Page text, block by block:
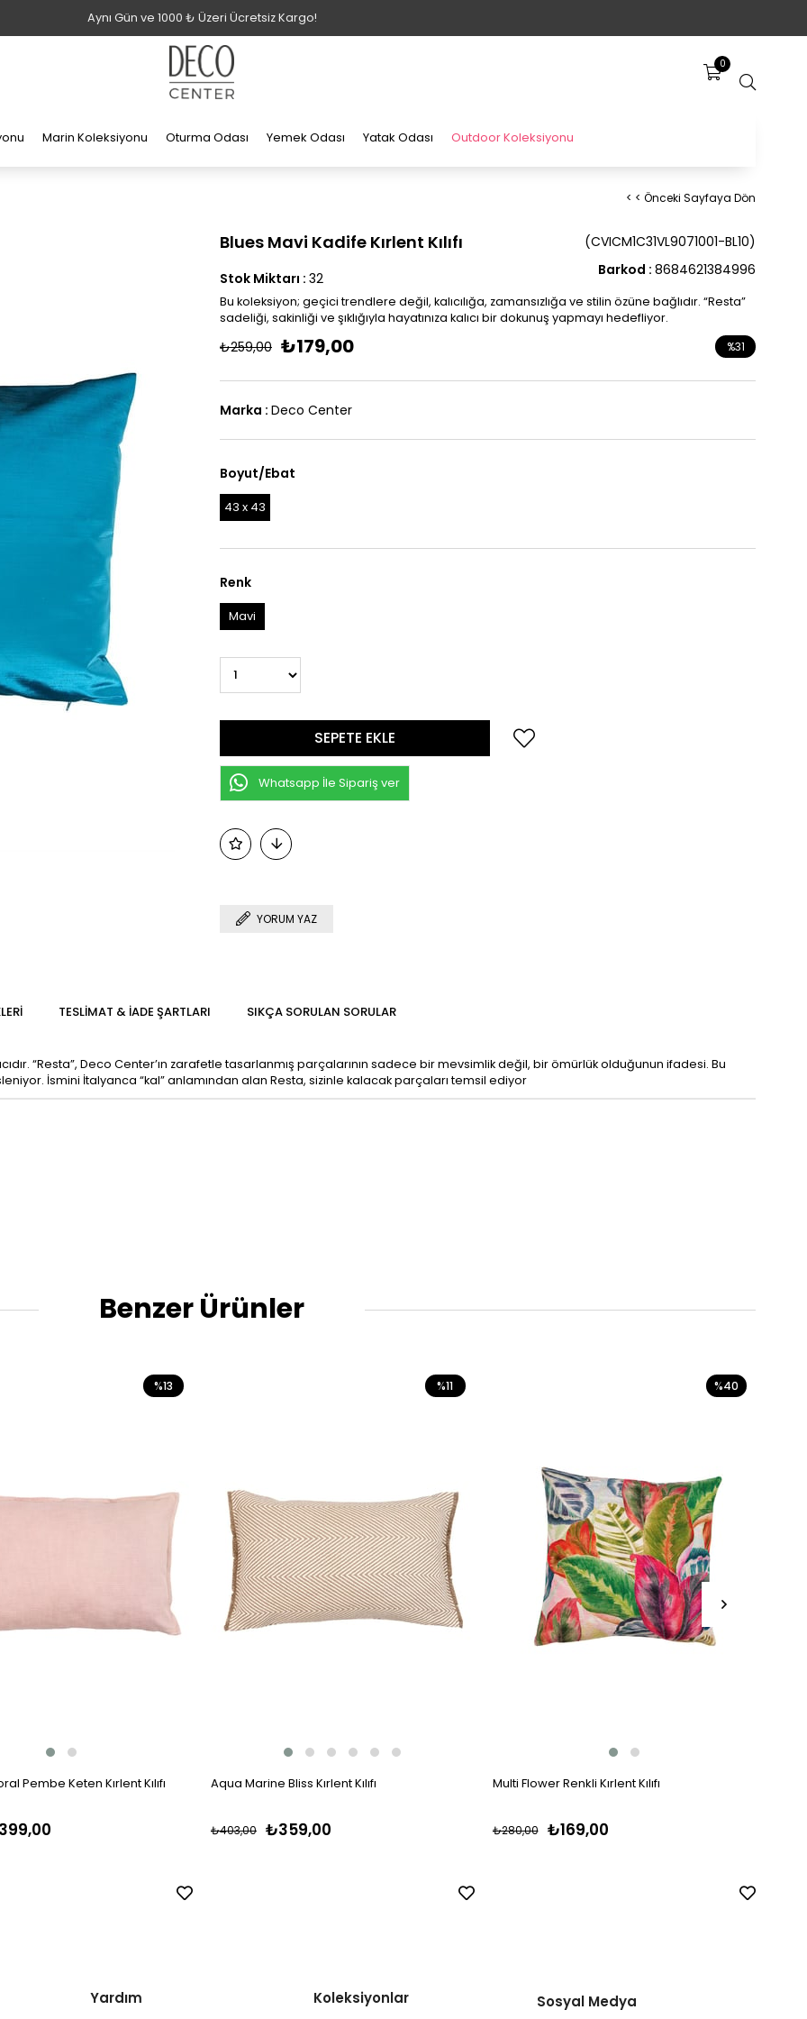
Aynı Gün ve 1000 ₺ Üzeri Ücretsiz Kargo!
0
Marin Koleksiyonu Oturma Odası Yemek Odası Yatak Odası Outdoor Koleksiyonu
< < Önceki Sayfaya Dön
Blues Mavi Kadife Kırlent Kılıfı
(CVICM1C31VL9071001-BL10)
Barkod : 8684621384996
Stok Miktarı : 32
Bu koleksiyon; geçici trendlere değil, kalıcılığa, zamansızlığa ve stilin özüne bağlıdır. “Resta”
sadeliği, sakinliği ve şıklığıyla hayatınıza kalıcı bir dokunuş yapmayı hedefliyor.
₺259,00 ₺179,00 %31
Marka : Deco Center
Boyut/Ebat
43 x 43
Renk
Mavi
Whatsapp İle Sipariş ver
YORUM YAZ
TESLIMAT & İADE ŞARTLARI SIKÇA SORULAN SORULAR
“Resta”, Deco Center’ın zarafetle tasarlanmış parçalarının sadece bir mevsimlik değil, bir ömürlük olduğunun ifadesi. Bu
İsmini İtalyanca “kal” anlamından alan Resta, sizinle kalacak parçaları temsil ediyor
Benzer Ürünler
Pembe Keten Kırlent Kılıfı
%13
Aqua Marine Bliss Kırlent Kılıfı
₺359,00
₺403,00
%11
Multi Flower Renkli Kırlent Kılıfı
₺169,00
₺280,00
%40
Yardım Koleksiyonlar Sosyal Medya